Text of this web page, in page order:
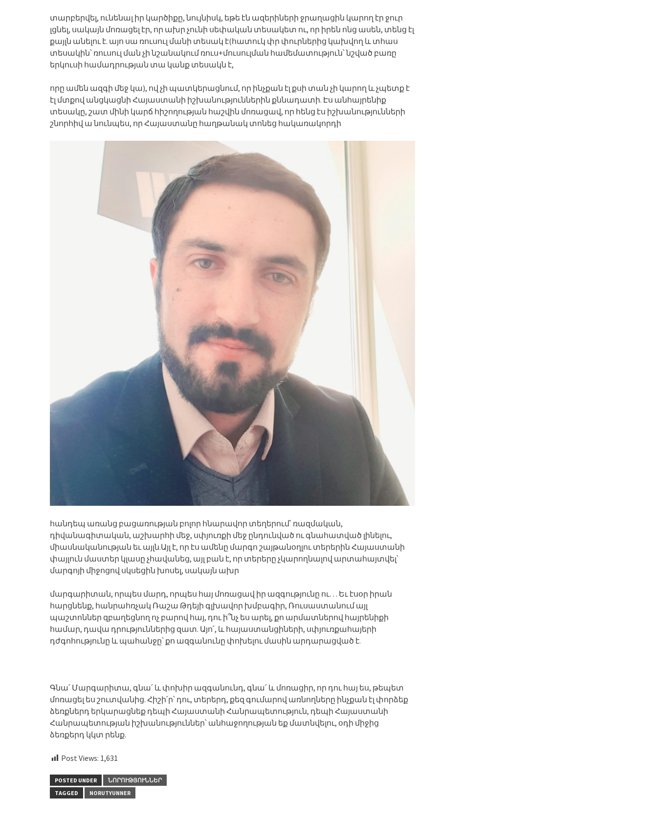
տարբերվել, ունենալ իր կարծիքը, նույնիսկ, եթե էն ազերիների ջրաղացին կարող էր ջուր
լցնել, սակայն մոռացել էր, որ ախր չունի սեփական տեսակետ ու, որ իրեն ոնց ասեն, տենց էլ
քայլն անելու է. այո սա ռուսուլ մանի տեսակ է(հատուկ փր փուրներից կախվող և տհաս
տեսակին՝ ռուսուլ ման չի նշանակում ռուս+մուսուլման համեմատություն՝ նշված բառը
երկուսի համադրության տա կանք տեսակն է,
որը ամեն ազգի մեջ կա), ով չի պատկերացնում, որ ինչքան էլ քսի տան չի կարող և չպետք է
էլ մտքով անցկացնի Հայաստանի իշխանություններին քննադատի. Էս անհայրենիք
տեսակը, շատ մինի կարճ հիշողության հաշվին մոռացավ, որ հենց էս իշխանությունների
շնորհիվ ա նունպես, որ Հայաստանը հաղթանակ տոնեց հակառակորդի
հանդեպ առանց բացառության բոլոր հնարավոր տեղերում՝ ռազմական,
դիվանագիտական, աշխարհի մեջ, սփյուռքի մեջ ընդունված ու գնահատված լինելու,
միասնականության եւ այլն.Այլ է, որ էս ամենը մարգո շայթանօղլու տերերին Հայաստանի
փայլուն մաստեր կլասը չհավանեց, այլ բան է, որ տերերը չկարողնալով արտահայտվել՝
մարգոյի միջոցով սկսեցին խոսել, սակայն ախր
մարգարիտան, որպես մարդ, որպես հայ մոռացավ իր ազգությունը ու… Եւ էսօր իրան
հարցնենք, հանրահռչակ Ռաշա Թդեյի գլխավոր խմբագիր, Ռուսաստանում այլ
պաշտոններ զբաղեցնող ոչ բարով հայ, դու ի՞նչ ես արել, քո արմատներով հայրենիքի
համար, դավա դրություններից զատ. Այո՛, և հայաստանցիների, սփյուռքահայերի
դժգոհությունը և պահանջը՝ քո ազգանունը փոխելու մասին արդարացված է.
Գնա՛ Մարգարիտա, գնա՛ և փոխիր ազգանունդ, գնա՛ և մոռացիր, որ դու հայ ես, թեպետ
մոռացել ես շուտվանից. Հիշի՛ր՝ դու, տերերդ, քեզ գումարով առնողները ինչքան էլ փորձեք
ձեռքներդ երկարացնեք դեպի Հայաստանի Հանրապետություն, դեպի Հայաստանի
Հանրապետության իշխանություններ՝ անհաջողության եք մատնվելու, օդի միջից
ձեռքերդ կկտ րենք.
Post Views: 1,631
POSTED UNDER
ՆՈՐՈՒԹՅՈՒՆՆԵՐ
TAGGED
NORUTYUNNER